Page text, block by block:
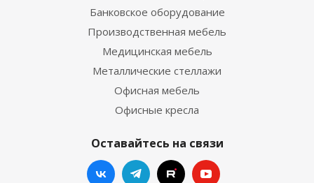
Банковское оборудование
Производственная мебель
Медицинская мебель
Металлические стеллажи
Офисная мебель
Офисные кресла
Оставайтесь на связи